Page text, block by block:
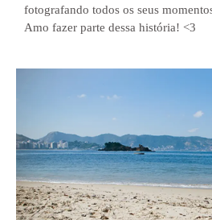
fotografando todos os seus
Amo fazer parte dessa história! <3